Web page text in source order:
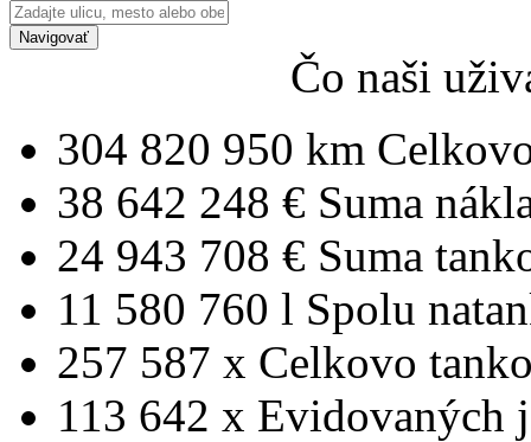
Navigovať
Čo naši
304 820 950 km
38 642 248 € Suma
24 943 708 € Suma
11 580 760 l Spolu
257 587 x Celkovo
113 642 x Evidovaných